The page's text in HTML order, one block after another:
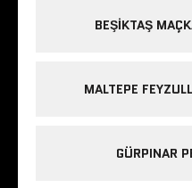
BEŞIKTAŞ
MALTEPE
GÜRPINAR